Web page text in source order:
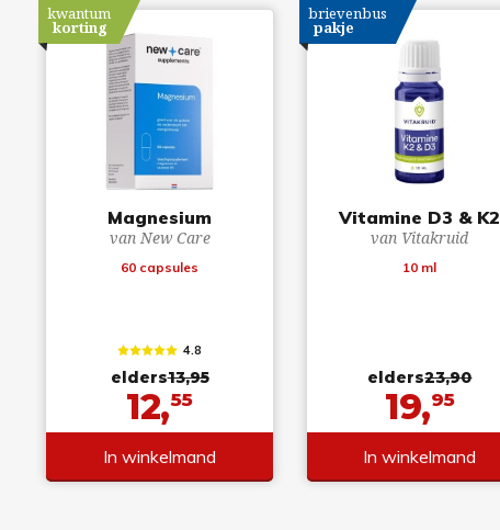
Magnesium
van New Care
60 capsules
kwantum
korting
4.8
elders13,95
12,55
In winkelmand
Vitamine D3 & K2
van Vitakruid
10 ml
brievenbus
pakje
elders23,90
19,95
In winkelmand